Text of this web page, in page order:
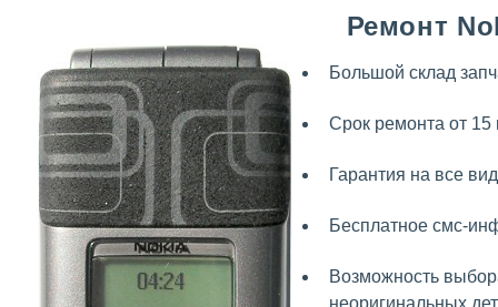
Ремонт
Большой склад
Срок ремонта от 15
Гарантия на все
Бесплатное смс-
Возможность
неоригинальных